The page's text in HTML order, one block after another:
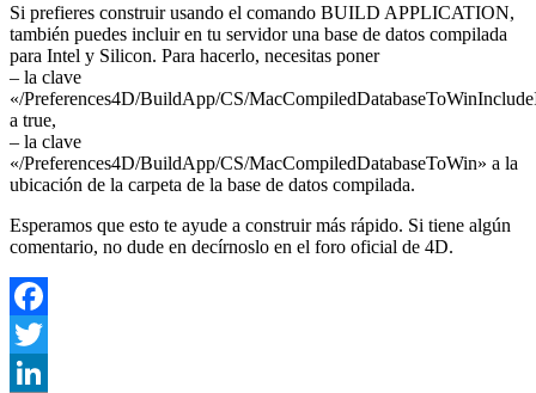
Si prefieres construir usando el comando BUILD APPLICATION,
también puedes incluir en tu servidor una base de datos compilada
para Intel y Silicon. Para hacerlo, necesitas poner
– la clave
«/Preferences4D/BuildApp/CS/
a true,
– la clave
«/Preferences4D/BuildApp/CS/MacCompiledDatabaseToWin» a la
ubicación de la carpeta de la base de datos compilada.
Esperamos que esto te ayude a construir más rápido. Si tiene algún
comentario, no dude en decírnoslo en el foro oficial de 4D.
Facebook
Twitter